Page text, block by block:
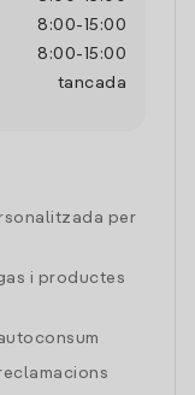
8:00- 15:00
8:00- 15:00
tancada
per
i productes